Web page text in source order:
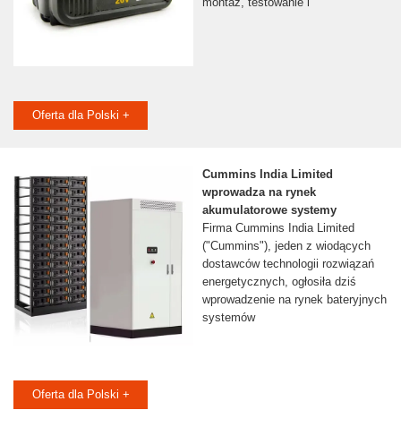
Oferta dla Polski +
Cummins India Limited
wprowadza na rynek
akumulatorowe systemy
Firma Cummins India Limited
("Cummins"), jeden z wiodących
dostawców technologii rozwiązań
energetycznych, ogłosiła dziś
wprowadzenie na rynek bateryjnych
systemów
Oferta dla Polski +